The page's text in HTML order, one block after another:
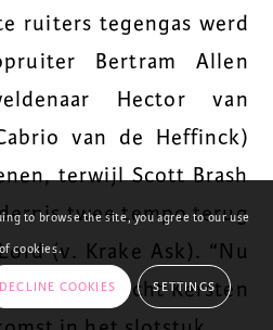
ruiters tegengas werd
Bertram Allen
Hector van
van de Heffinck)
terwijl Scott Brash
twee tempo terug
(v. Krake Ask). “Nu
voor”, lacht Kersten
to browse the site, you agree to our use
of cookies.
DECLINE COOKIES SETTINGS